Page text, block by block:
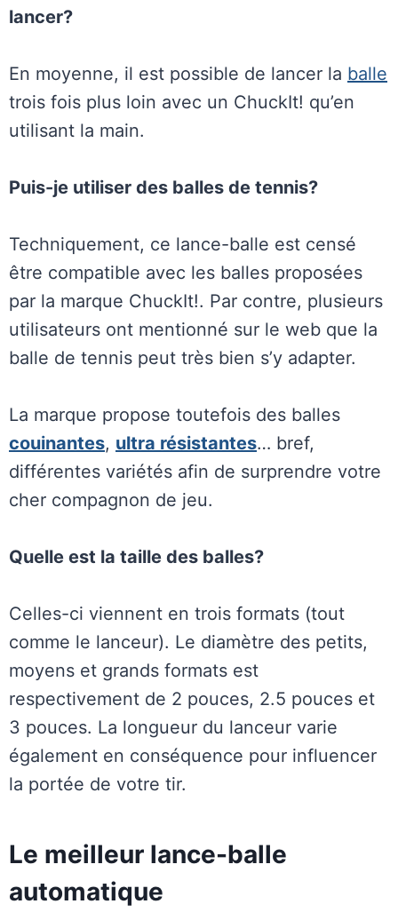
lancer?
En moyenne, il est possible de lancer la balle
trois fois plus loin avec un ChuckIt! qu’en
utilisant la main.
Puis-je utiliser des balles de tennis?
Techniquement, ce lance-balle est censé
être compatible avec les balles proposées
par la marque ChuckIt!. Par contre, plusieurs
utilisateurs ont mentionné sur le web que la
balle de tennis peut très bien s’y adapter.
La marque propose toutefois des balles
couinantes, ultra résistantes… bref,
différentes variétés afin de surprendre votre
cher compagnon de jeu.
Quelle est la taille des balles?
Celles-ci viennent en trois formats (tout
comme le lanceur). Le diamètre des petits,
moyens et grands formats est
respectivement de 2 pouces, 2.5 pouces et
3 pouces. La longueur du lanceur varie
également en conséquence pour influencer
la portée de votre tir.
Le meilleur lance-balle
automatique